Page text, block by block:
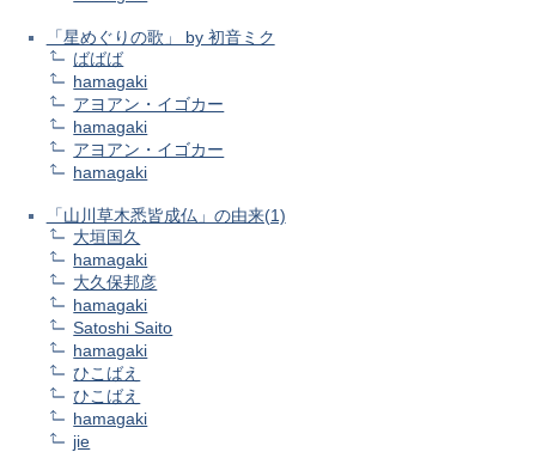
「星めぐりの歌」 by 初音ミク
ばばば
hamagaki
アヨアン・イゴカー
hamagaki
アヨアン・イゴカー
hamagaki
「山川草木悉皆成仏」の由来(1)
大垣国久
hamagaki
大久保邦彦
hamagaki
Satoshi Saito
hamagaki
ひこばえ
ひこばえ
hamagaki
jie